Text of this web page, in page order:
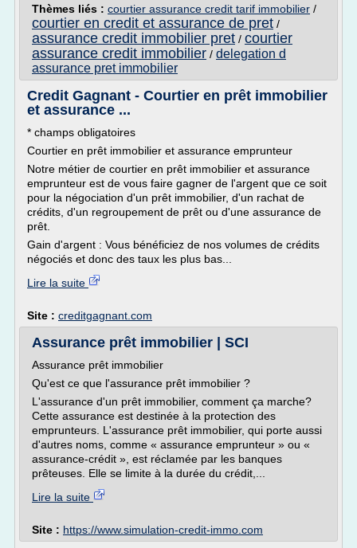
Thèmes liés : courtier assurance credit tarif immobilier /
courtier en credit et assurance de pret /
assurance credit immobilier pret / courtier
assurance credit immobilier / delegation d
assurance pret immobilier
Credit Gagnant - Courtier en prêt immobilier
et assurance ...
* champs obligatoires
Courtier en prêt immobilier et assurance emprunteur
Notre métier de courtier en prêt immobilier et assurance
emprunteur est de vous faire gagner de l'argent que ce soit
pour la négociation d'un prêt immobilier, d'un rachat de
crédits, d'un regroupement de prêt ou d'une assurance de
prêt.
Gain d'argent : Vous bénéficiez de nos volumes de crédits
négociés et donc des taux les plus bas...
Lire la suite
Site : creditgagnant.com
Assurance prêt immobilier | SCI
Assurance prêt immobilier
Qu'est ce que l'assurance prêt immobilier ?
L'assurance d'un prêt immobilier, comment ça marche?
Cette assurance est destinée à la protection des
emprunteurs. L'assurance prêt immobilier, qui porte aussi
d'autres noms, comme « assurance emprunteur » ou «
assurance-crédit », est réclamée par les banques
prêteuses. Elle se limite à la durée du crédit,...
Lire la suite
Site : https://www.simulation-credit-immo.com